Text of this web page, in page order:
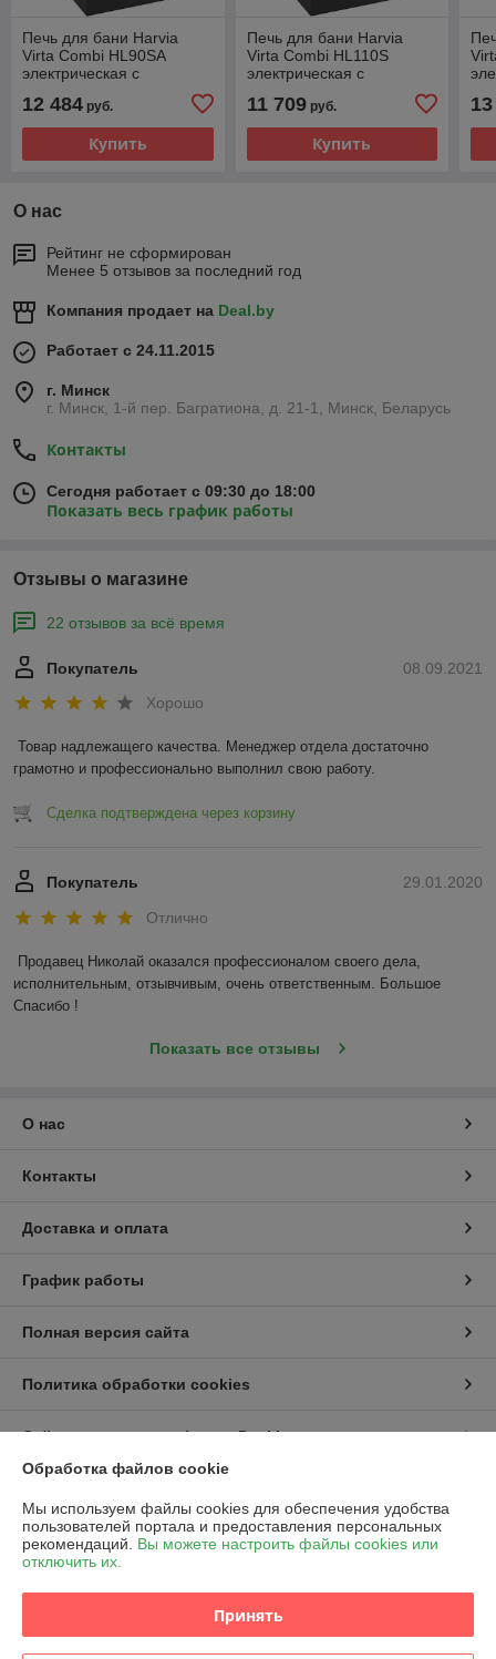
Печь для бани Harvia
Virta Combi HL90SA
электрическая с
автомат
12 484 руб.
Купить
Печь для бани Harvia
Virta Combi HL110S
электрическая с
11 709руб.
Купить
О нас
Рейтинг не сформирован
Менее 5 отзывов за последний год
Компания продает на Deal.by
Работает с 24.11.2015
г. Минск
г. Минск, 1-й пер. Багратиона, д. 21-1, Минск, Беларусь
Контакты
Сегодня работает с 09:30 до 18:00
Показать весь график работы
Отзывы о магазине
22 отзывов за всё время
08.09.2021
Покупатель
Хорошо
Товар надлежащего качества. Менеджер отдела достаточно
грамотно и профессионально выполнил свою работу.
Сделка подтверждена через корзину
29.01.2020
Покупатель
Отлично
Продавец Николай оказался профессионалом своего дела,
исполнительным, отзывчивым, очень ответственным. Большое
Спасибо !
Показать все отзывы
О нас
Контакты
Доставка и оплата
График работы
Полная версия сайта
Политика обработки cookies
Сайт создан на платформе Deal.by
Индивидуальный предприниматель:ИП Марегаспарян Светлана
Михайловна
Обработка файлов cookie
Мы используем файлы cookies для обеспечения удобства
пользователей портала и предоставления персональных
рекомендаций. Вы можете настроить файлы cookies или
отключить их.
Принять